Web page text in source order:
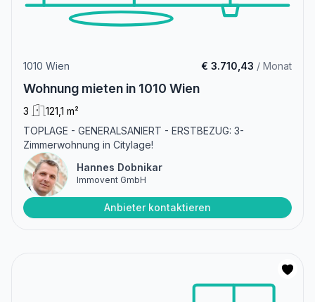
1010 Wien € 3.710,43 / Monat
Wohnung mieten in 1010 Wien
3
121,1 m²
TOPLAGE - GENERALSANIERT - ERSTBEZUG: 3-
Zimmerwohnung in Citylage!
Hannes Dobnikar
Immovent GmbH
Anbieter kontaktieren